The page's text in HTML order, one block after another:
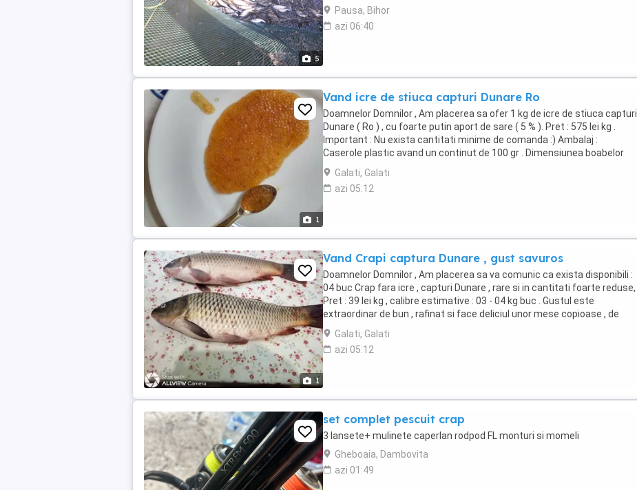
5
Pausa, Bihor
azi 06:40
1
Vand icre de stiuca capturi Dunare Ro
Doamnelor Domnilor , Am placerea sa ofer 1 kg de icre de stiuca capturi
Dunare ( Ro ) , cu foarte putin aport de sare ( 5 % ). Pret : 575 lei kg .
Important : Nu exista cantitati minime de comanda :) Ambalaj :
Caserole plastic avand un continut de 100 gr . Dimensiunea boabelor
este mare ...
Galati, Galati
azi 05:12
1
Vand Crapi captura Dunare , gust savuros
Doamnelor Domnilor , Am placerea sa va comunic ca exista disponibili :
04 buc Crap fara icre , capturi Dunare , rare si in cantitati foarte reduse,
Pret : 39 lei kg , calibre estimative : 03 - 04 kg buc . Gustul este
extraordinar de bun , rafinat si face deliciul unor mese copioase , de
neuitat ...
Galati, Galati
azi 05:12
set complet pescuit crap
3 lansete+ mulinete caperlan rodpod FL monturi si momeli
Gheboaia, Dambovita
azi 01:49